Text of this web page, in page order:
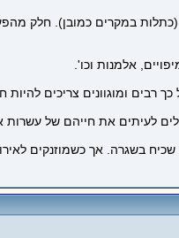
במקרים כמובן). חלק
אלמנות וכו'.
ומוגוונים צריכים להיות
לעיתים את חייהם של עשרות
שכיח בשגרה. אך כשמוזנקים